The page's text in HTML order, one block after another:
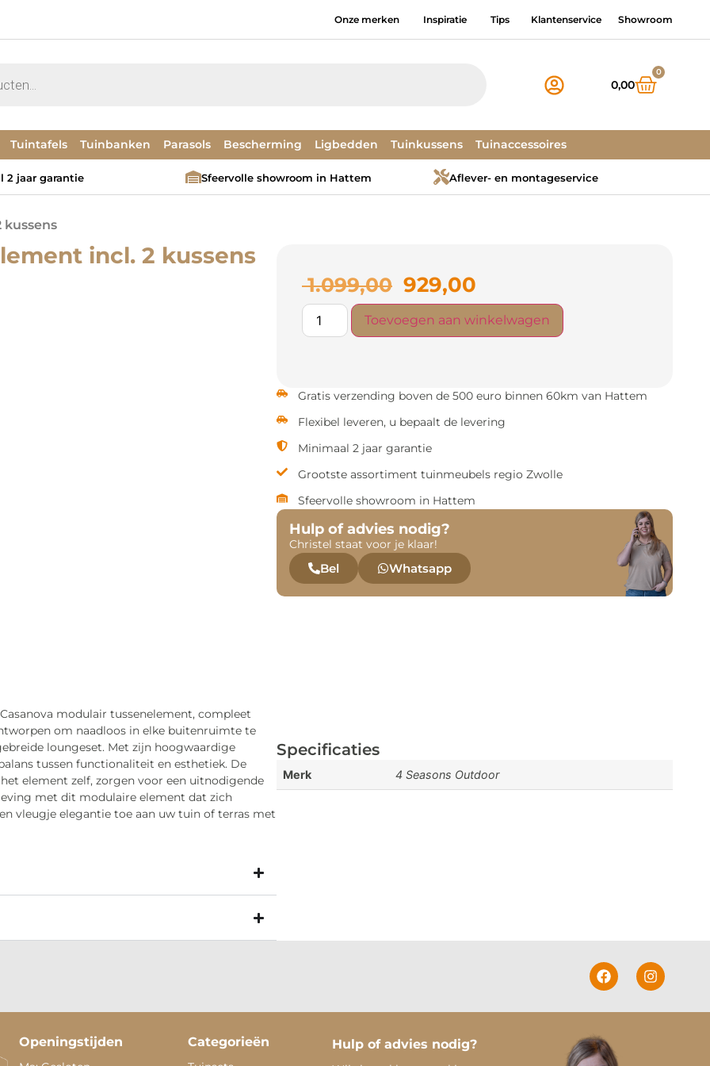
Onze merken Inspiratie Tips Klantenservice Showroom
0,00
0
Tuintafels Tuinbanken Parasols Bescherming Ligbedden Tuinkussens Tuinaccessoires
2 jaar garantie Sfeervolle showroom in Hattem Aflever- en montageservice
kussens
incl. 2 kussens
1.099,00 929,00
Toevoegen aan winkelwagen
Gratis verzending boven de 500 euro binnen 60km van Hattem
Flexibel leveren, u bepaalt de levering
Minimaal 2 jaar garantie
Grootste assortiment tuinmeubels regio Zwolle
Sfeervolle showroom in Hattem
Hulp of advies nodig?
Christel staat voor je klaar!
Bel Whatsapp
modulair tussenelement, compleet
om naadloos in elke buitenruimte te
loungeset. Met zijn hoogwaardige
tussen functionaliteit en esthetiek. De
element zelf, zorgen voor een uitnodigende
met dit modulaire element dat zich
vleugje elegantie toe aan uw tuin of terras met
Specificaties
Merk 4 Seasons Outdoor
Openingstijden Categorieën Hulp of advies nodig?